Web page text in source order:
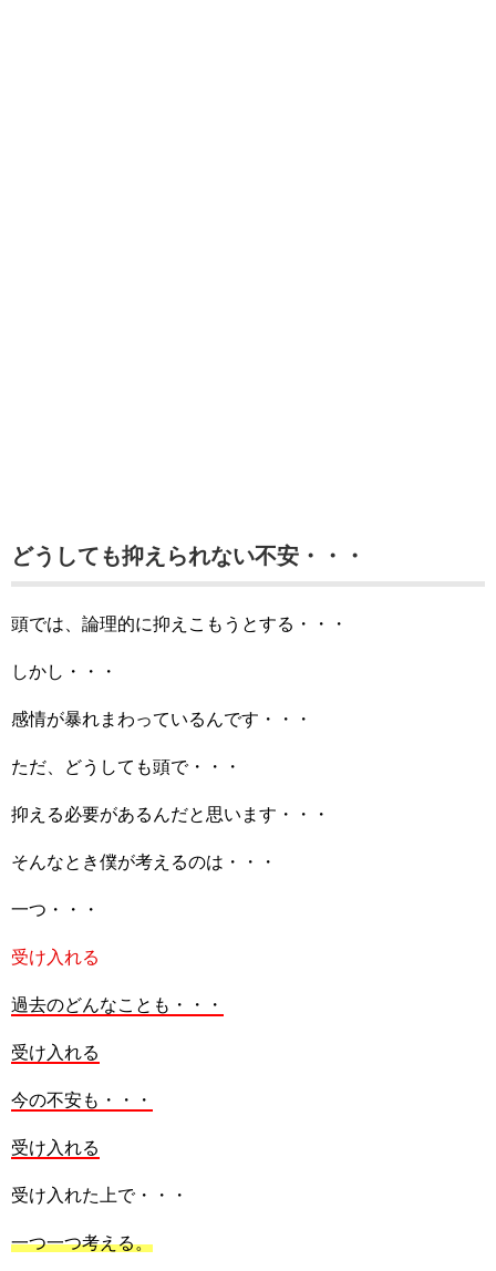
どうしても抑えられない不安・・・
頭では、論理的に抑えこもうとする・・・
しかし・・・
感情が暴れまわっているんです・・・
ただ、どうしても頭で・・・
抑える必要があるんだと思います・・・
そんなとき僕が考えるのは・・・
一つ・・・
受け入れる
過去のどんなことも・・・
受け入れる
今の不安も・・・
受け入れる
受け入れた上で・・・
一つ一つ考える。